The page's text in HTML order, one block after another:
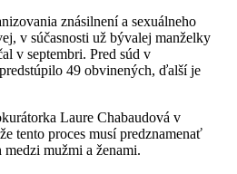
znásilnení a sexuálneho
v súčasnosti už bývalej manželky
v septembri. Pred súd v
49 obvinených, ďalší je
Laure Chabaudová v
tento proces musí predznamenať
mužmi a ženami.